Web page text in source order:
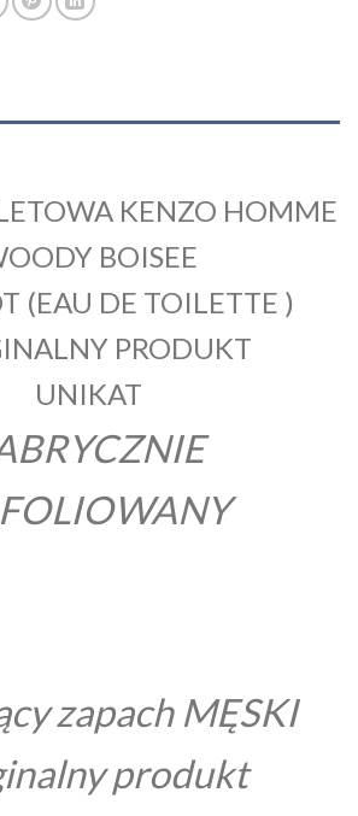
KENZO HOMME
BOISEE
(EAU DE TOILETTE )
PRODUKT
UNIKAT
zapach MĘSKI
produkt